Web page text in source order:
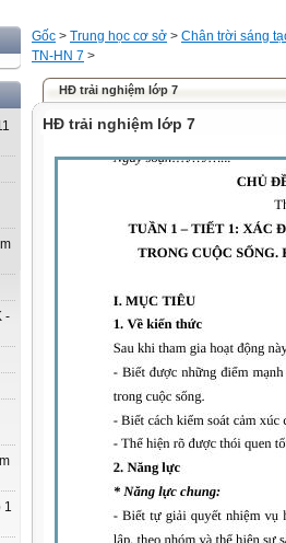
-
1
Gốc > Trung học cơ sở > Chân trời sáng
TN-HN 7 >
HĐ trải nghiệm lớp 7
HĐ trải nghiệm lớp 7